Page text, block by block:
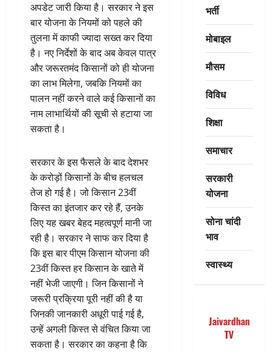
अपडेट जारी किया है। सरकार ने इस
बार योजना के नियमों को पहले की
तुलना में काफी ज्यादा सख्त कर दिया
है। नए निर्देशों के बाद अब केवल पात्र
और जरूरतमंद किसानों को ही योजना
का लाभ मिलेगा, जबकि नियमों का
पालन नहीं करने वाले कई किसानों का
नाम लाभार्थियों की सूची से हटाया जा
सकता है।
सरकार के इस फैसले के बाद देशभर
के करोड़ों किसानों के बीच हलचल
तेज हो गई है। जो किसान 23वीं
किस्त का इंतजार कर रहे हैं, उनके
लिए यह खबर बेहद महत्वपूर्ण मानी जा
रही है। सरकार ने साफ कर दिया है
कि इस बार पीएम किसान योजना की
23वीं किस्त हर किसान के खाते में
नहीं भेजी जाएगी। जिन किसानों ने
जरूरी प्रक्रिया पूरी नहीं की है या
जिनकी जानकारी अधूरी पाई गई है,
उन्हें अगली किस्त से वंचित किया जा
सकता है। सरकार का कहना है कि
भर्ती
मोबाइल
मौसम
विविध
शिक्षा
समाचार
सरकारी
योजना
सोना चांदी
भाव
स्वास्थ्य
Jaivardhan
TV